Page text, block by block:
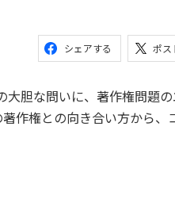
シェアする ポス
胆な問いに、著作権問題
作権との向き合い方から、